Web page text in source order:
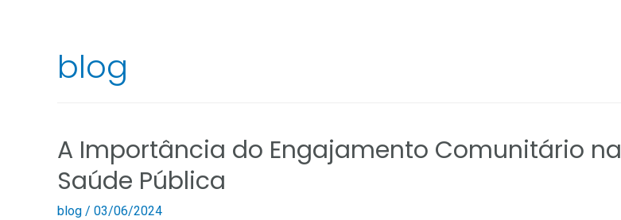
blog
A Importância do Engajamento Comunitário na
Saúde Pública
blog / 03/06/2024